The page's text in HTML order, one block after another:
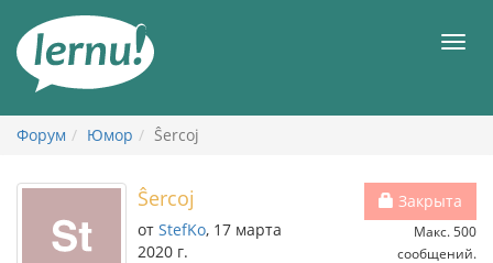
содержанию
Форум Юмор Ŝercoj
Закрыта
Макс. 500
сообщений.
Ŝercoj
от StefKo, 17 марта
2020 г.